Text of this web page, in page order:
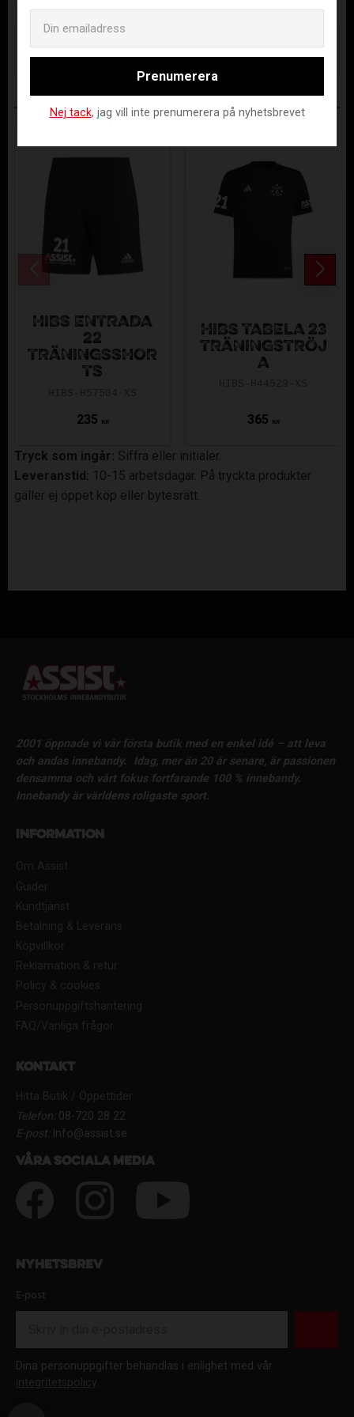
Lagerstatus
Artikelnr HIBS-CE9050--XS
ANDRA KÖPTE ÄVEN
HIBS ENTRADA
22
TRÄNINGSSHOR
TS
235 KR
HIBS TABELA 23
TRÄNINGSTRÖJ
A
365 KR
Tryck som ingår: Siffra eller initialer.
Leveranstid: 10-15 arbetsdagar. På tryckta produkter
gäller ej öppet köp eller bytesrätt.
2001 öppnade vi vår första butik med en enkel idé – att leva
och andas innebandy.
Idag, mer än 20 år senare, är passionen
densamma och vårt fokus fortfarande 100 % innebandy.
Innebandy är världens roligaste sport.
Information
Om Assist
Guider
Kundtjänst
Betalning & Leverans
Köpvillkor
Reklamation & retur
Policy & cookies
Personuppgiftshantering
FAQ/Vanliga frågor
Kontakt
Hitta Butik / Öppettider
Telefon:08-720 28 22
E-post:Info@assist.se
Våra sociala media
Nyhetsbrev
E-post
Dina personuppgifter behandlas i enlighet med vår
integritetspolicy.
Prenumerera
Nej tack, jag vill inte prenumerera på nyhetsbrevet